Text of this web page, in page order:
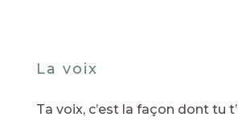
La voix
Ta voix, c’est la façon dont tu